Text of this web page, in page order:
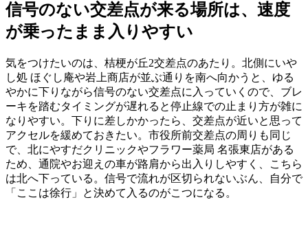
信号のない交差点が来る場所は、速度
が乗ったまま入りやすい
気をつけたいのは、桔梗が丘2交差点のあたり。北側にいや
し処 ほぐし庵や岩上商店が並ぶ通りを南へ向かうと、ゆる
やかに下りながら信号のない交差点に入っていくので、ブレ
ーキを踏むタイミングが遅れると停止線での止まり方が雑に
なりやすい。下りに差しかかったら、交差点が近いと思って
アクセルを緩めておきたい。市役所前交差点の周りも同じ
で、北にやすだクリニックやフラワー薬局 名張東店がある
ため、通院やお迎えの車が路肩から出入りしやすく、こちら
は北へ下っている。信号で流れが区切られないぶん、自分で
「ここは徐行」と決めて入るのがこつになる。